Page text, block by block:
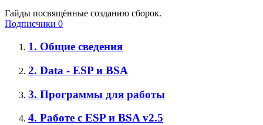
Гайды посвящённые созданию сборок.
Подписчики 0
1. Общие сведения
2. Data - ESP и BSA
3. Программы для работы
4. Работе с ESP и BSA v2.5